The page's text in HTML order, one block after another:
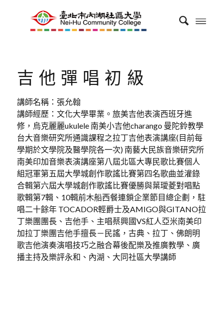
吉他彈唱初級
講師名稱：張允翰
講師經歷：文化大學畢業。旅美吉他表演西班牙進
修，烏克麗麗ukulele 南美小吉他charango 曼陀鈴教學
台大音樂研究所通識課程之拉丁吉他表演講座(目前每
學期於文學院及醫學院各一次) 南藝大民族音樂研究所
南美印加音樂表演講座第八屆北區大專民歌比賽個人
組冠軍第五屆大學城創作歌謠比賽第四名歌曲並灌錄
合輯第六屆大學城創作歌謠比賽優勝與葉璦菱對唱點
歌輯第7輯、10輯前木船西餐連鎖企業節目總企劃，駐
唱二十餘年 TOCADOR輕爵士及AMIGO與GITANO拉
丁樂團團長、吉他手、主唱蔡興國VS紅人亞米南美印
加拉丁樂團吉他手擅長－民謠，古典、拉丁、佛朗明
歌吉他演奏演唱技巧之融合幕後配樂及推廣教學、廣
播主持及樂評永和、內湖、大同社區大學講師